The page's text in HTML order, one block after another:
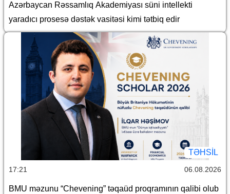
Azərbaycan Rəssamlıq Akademiyası süni intellekti
yaradıcı prosesə dəstək vasitəsi kimi tətbiq edir
TƏHSIL
17:21 06.08.2026
BMU məzunu “Chevening” təqaüd proqramının qalibi olub